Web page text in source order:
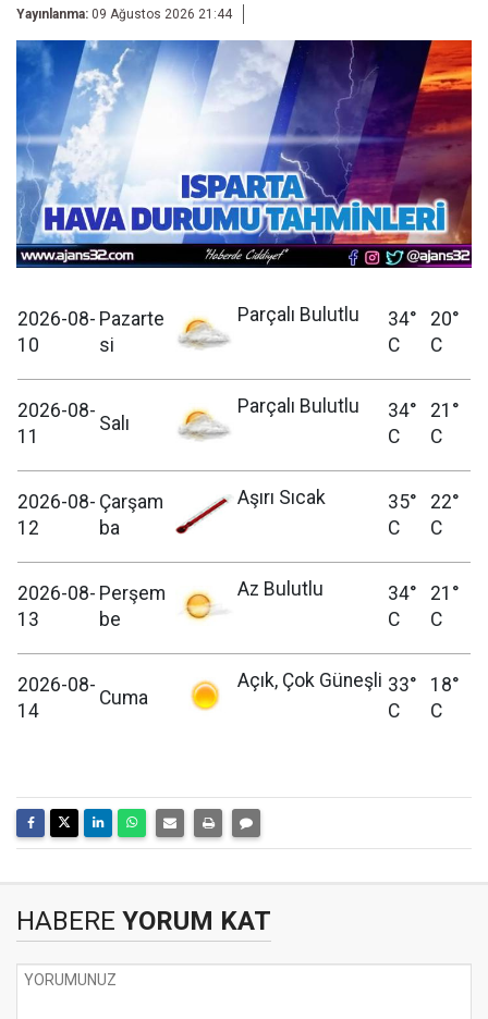
Yayınlanma: 09 Ağustos 2026 21:44
2026-08-
10
Pazarte
si
Parçalı Bulutlu
34°
C
20°
C
2026-08-
11
Salı
Parçalı Bulutlu
34°
C
21°
C
2026-08-
12
Çarşam
ba
Aşırı Sıcak
35°
C
22°
C
2026-08-
13
Perşem
be
Az Bulutlu
34°
C
21°
C
2026-08-
14
Cuma
Açık, Çok Güneşli 33°
C
18°
C
HABERE YORUM KAT